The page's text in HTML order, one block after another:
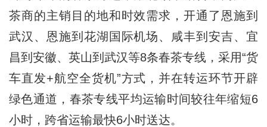
茶商的主销目的地和时效需求，开通了恩施到
武汉、恩施到花湖国际机场、咸丰到安吉、宜
昌到安徽、英山到武汉等8条春茶专线，采用“货
车直发+航空全货机”方式，并在转运环节开辟
绿色通道，春茶专线平均运输时间较往年缩短6
小时，跨省运输最快6小时送达。